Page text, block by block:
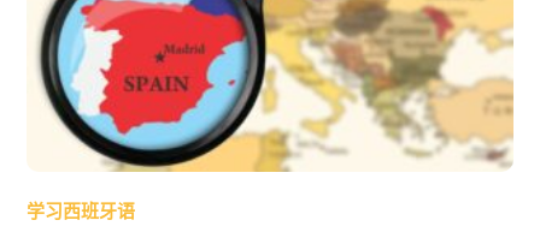
学习西班牙语